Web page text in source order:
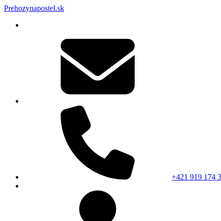
Prehozynapostel.sk
+421 919 174